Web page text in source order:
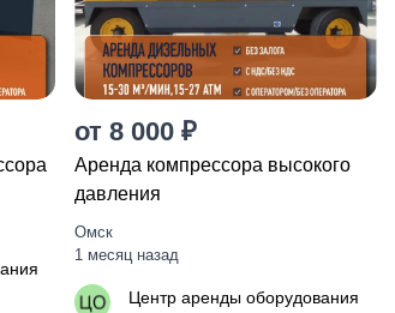
от 8 000 ₽
Аренда компрессора высокого
давления
Омск
1 месяц назад
Центр аренды оборудования